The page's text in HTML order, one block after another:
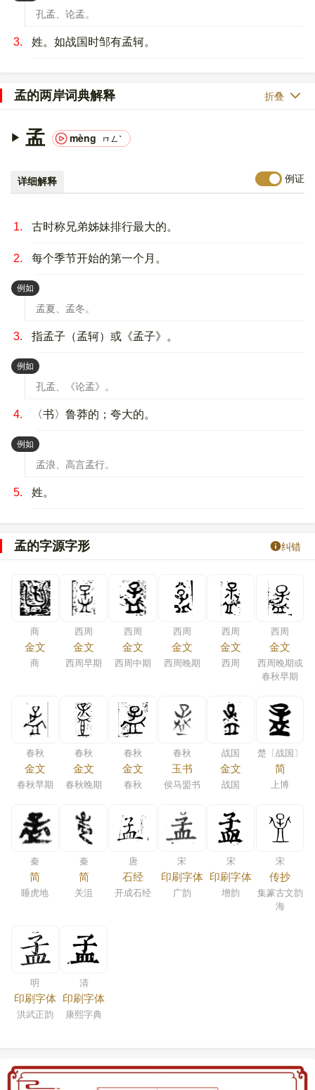
孔孟、论孟。
3. 姓。如战国时邹有孟轲。
孟的两岸词典解释 折叠
孟 mèng ㄇㄥˋ
详细解释 例证
1. 古时称兄弟姊妹排行最大的。
2. 每个季节开始的第一个月。
例如 ：
孟夏、孟冬。
3. 指孟子（孟轲）或《孟子》。
例如 ：
孔孟、《论孟》。
4. 〈书〉鲁莽的；夸大的。
例如 ：
孟浪、高言孟行。
5. 姓。
孟的字源字形 纠错
商
金文
商
西周
金文
西周早期
西周
金文
西周中期
西周
金文
西周晚期
西周
金文
西周
西周
金文
西周晚期或
春秋早期
春秋
金文
春秋早期
春秋
金文
春秋晚期
春秋
金文
春秋
春秋
玉书
侯马盟书
战国
金文
战国
楚〔战国〕
简
上博
秦
简
睡虎地
秦
简
关沮
唐
石经
开成石经
宋
印刷字体
广韵
宋
印刷字体
增韵
宋
传抄
集篆古文韵
海
明
印刷字体
洪武正韵
清
印刷字体
康熙字典